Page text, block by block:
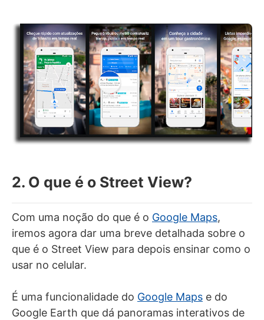
2. O que é o Street View?
Com uma noção do que é o Google Maps,
iremos agora dar uma breve detalhada sobre o
que é o Street View para depois ensinar como o
usar no celular.
É uma funcionalidade do Google Maps e do
Google Earth que dá panoramas interativos de